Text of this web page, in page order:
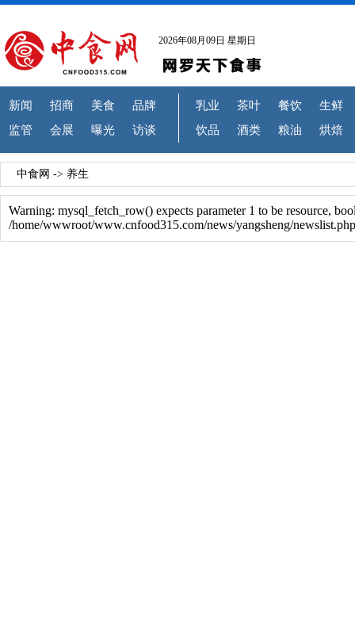
2026年08月09日 星期日
新闻 招商 美食
品牌
监管
会展 曝光 访谈
乳业 茶叶 餐饮
生鲜
饮品
酒类 粮油 烘焙
中食网 -> 养生
Warning: mysql_fetch_row() expects parameter 1 to be resource,
/home/wwwroot/www.cnfood315.com/news/yangsheng/